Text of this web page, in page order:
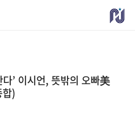
’ 이시언, 뜻밖의 오빠美
)